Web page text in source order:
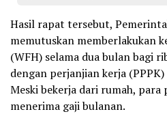
Hasil rapat tersebut,
memutuskan memberlakukan
(WFH) selama dua bulan bagi
dengan perjanjian kerja
Meski bekerja dari rumah,
menerima gaji bulanan.